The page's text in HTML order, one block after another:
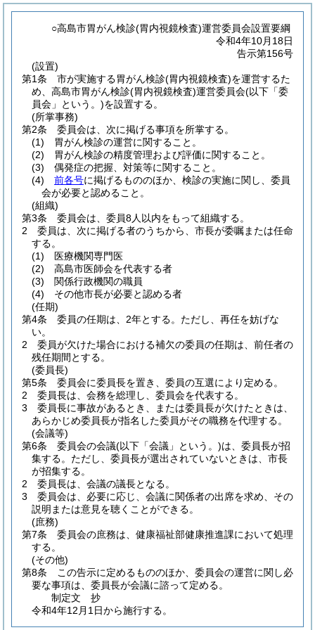
○高島市胃がん検診(胃内視鏡検査)運営委員会設置要綱
令和4年10月18日
告示第156号
(設置)
第1条
市が実施する胃がん検診(胃内視鏡検査)を運営するた
め、高島市胃がん検診(胃内視鏡検査)運営委員会(以下「委
員会」という。)を設置する。
(所掌事務)
第2条
委員会は、次に掲げる事項を所掌する。
(1)
胃がん検診の運営に関すること。
(2)
胃がん検診の精度管理および評価に関すること。
(3)
偶発症の把握、対策等に関すること。
(4)
前各号に掲げるもののほか、検診の実施に関し、委員
会が必要と認めること。
(組織)
第3条
委員会は、委員8人以内をもって組織する。
2
委員は、次に掲げる者のうちから、市長が委嘱または任命
する。
(1)
医療機関専門医
(2)
高島市医師会を代表する者
(3)
関係行政機関の職員
(4)
その他市長が必要と認める者
(任期)
第4条
委員の任期は、2年とする。 ただし、再任を妨げな
い。
2
委員が欠けた場合における補欠の委員の任期は、前任者の
残任期間とする。
(委員長)
第5条
委員会に委員長を置き、委員の互選により定める。
2
委員長は、会務を総理し、委員会を代表する。
3
委員長に事故があるとき、または委員長が欠けたときは、
あらかじめ委員長が指名した委員がその職務を代理する。
(会議等)
第6条
委員会の会議(以下「会議」という。)は、委員長が招
集する。 ただし、委員長が選出されていないときは、市長
が招集する。
2
委員長は、会議の議長となる。
3
委員会は、必要に応じ、会議に関係者の出席を求め、その
説明または意見を聴くことができる。
(庶務)
第7条
委員会の庶務は、健康福祉部健康推進課において処理
する。
(その他)
第8条
この告示に定めるもののほか、委員会の運営に関し必
要な事項は、委員長が会議に諮って定める。
制定文 抄
令和4年12月1日から施行する。